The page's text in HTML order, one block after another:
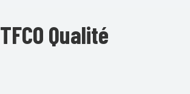
TFCO Qualité